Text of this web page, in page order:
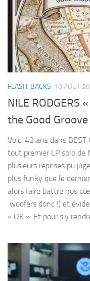
FLASH-BACKS 10 AOÛT
NILE RODGERS
the Good Groove
Voici 42 ans dans
tout premier LP solo de
plusieurs reprises pu
plus funky que le
alors faire battre nos
woofers donc !) et
« OK ». Et pour s’y